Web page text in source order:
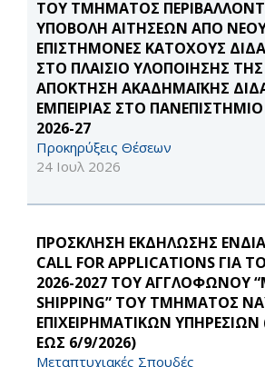
ΤΟΥ ΤΜΗΜΑΤΟΣ
ΥΠΟΒΟΛΗ ΑΙΤΗΣΕΩΝ ΑΠΟ
ΕΠΙΣΤΗΜΟΝΕΣ ΚΑΤΟΧΟΥΣ
ΣΤΟ ΠΛΑΙΣΙΟ ΥΛΟΠΟΙΗΣΗΣ
ΑΠΟΚΤΗΣΗ ΑΚΑΔΗΜΑΪΚΗΣ
ΕΜΠΕΙΡΙΑΣ ΣΤΟ
2026-27
Προκηρύξεις Θέσεων
24 Ιουλ 2026
ΠΡΟΣΚΛΗΣΗ ΕΚΔΗΛΩΣΗΣ
CALL FOR APPLICATIONS ΓΙΑ
2026-2027 ΤΟΥ ΑΓΓΛΟΦΩΝΟΥ
SHIPPING” ΤΟΥ ΤΜΗΜΑΤΟΣ
ΕΠΙΧΕΙΡΗΜΑΤΙΚΩΝ
ΕΩΣ 6/9/2026)
Μεταπτυχιακές Σπουδές